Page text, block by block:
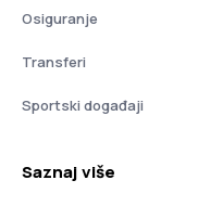
Osiguranje
Transferi
Sportski događaji
Saznaj više